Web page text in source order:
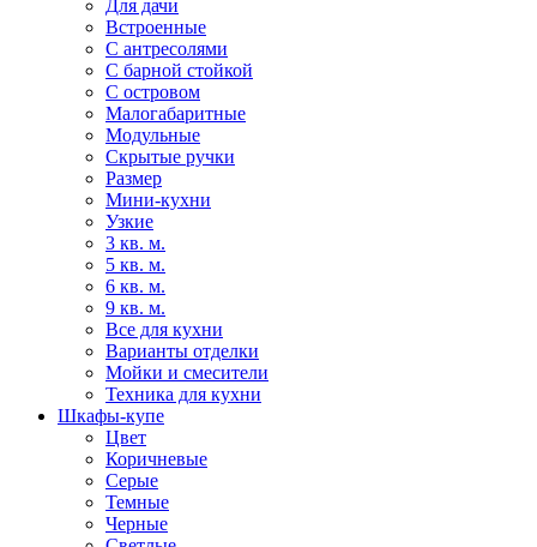
Для дачи
Встроенные
С антресолями
С барной стойкой
С островом
Малогабаритные
Модульные
Скрытые ручки
Размер
Мини-кухни
Узкие
3 кв. м.
5 кв. м.
6 кв. м.
9 кв. м.
Все для кухни
Варианты отделки
Мойки и смесители
Техника для кухни
Шкафы-купе
Цвет
Коричневые
Серые
Темные
Черные